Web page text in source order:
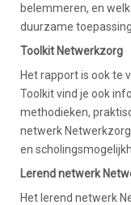
belemmeren, en
duurzame toepassing.
Toolkit Netwerkzorg
Het rapport is ook te
Toolkit vind je ook
methodieken,
netwerk
en
Lerend netwerk
Het lerend netwerk